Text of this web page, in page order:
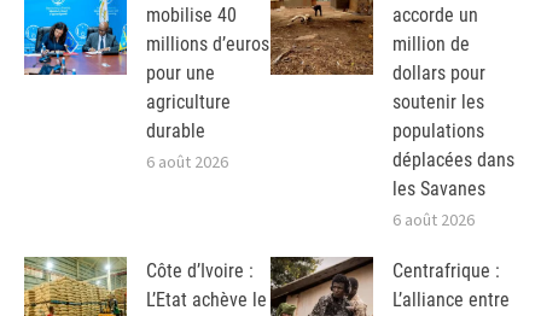
mobilise 40
millions d’euros
pour une
agriculture
durable
6 août 2026
accorde un
million de
dollars pour
soutenir les
populations
déplacées dans
les Savanes
6 août 2026
Côte d’Ivoire :
L’Etat achève le
Centrafrique :
L’alliance entre